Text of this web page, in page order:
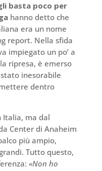
basta poco per
hanno detto che
era un nome
report. Nella sfida
impiegato un po’ a
ripresa, è emerso
inesorabile
dentro
ma dal
Center di Anaheim
più ampio,
Tutto questo,
«Non ho